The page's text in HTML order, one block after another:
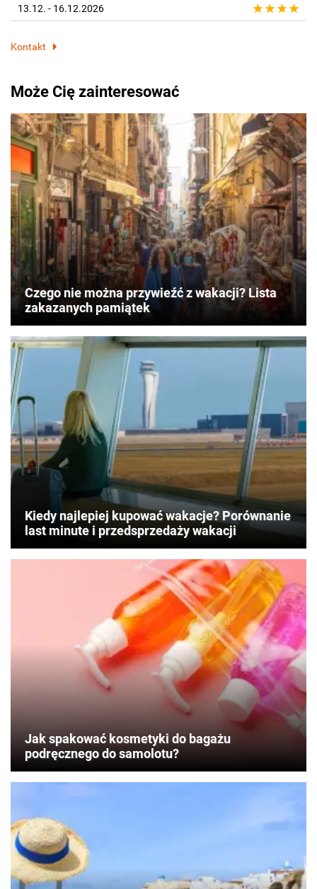
13.12. - 16.12.2026
Kontakt
Może Cię zainteresować
Czego nie można przywieźć z wakacji? Lista
zakazanych pamiątek
Kiedy najlepiej kupować wakacje? Porównanie
last minute i przedsprzedaży wakacji
Jak spakować kosmetyki do bagażu
podręcznego do samolotu?